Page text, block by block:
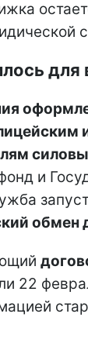
для
и
обмен
22